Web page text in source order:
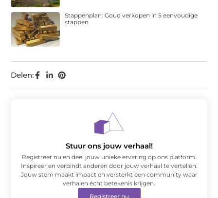
Delen:
Stappenplan: Goud verkopen in 5 eenvoudige
stappen
Stuur ons jouw verhaal!
Registreer nu en deel jouw unieke ervaring op ons platform.
Inspireer en verbindt anderen door jouw verhaal te vertellen.
Jouw stem maakt impact en versterkt een community waar
verhalen écht betekenis krijgen.
Registreer nu